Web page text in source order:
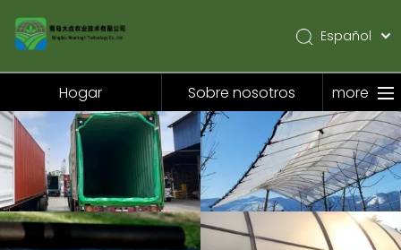
Hogar
Sobre nosotros
Productos
Solicitud
Español
Pусский
Hogar Sobre nosotros more